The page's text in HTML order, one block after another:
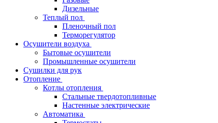
Дизельные
Теплый пол
Пленочный пол
Терморегулятор
Осушители воздуха
Бытовые осушители
Промышленные осушители
Сушилки для рук
Отопление
Котлы отопления
Стальные твердотопливные
Настенные электрические
Автоматика